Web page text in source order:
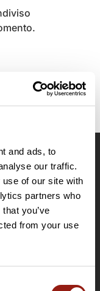
and ads, to
our traffic.
of our site with
partners who
you’ve
from your use